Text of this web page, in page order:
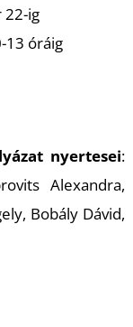
22-ig
13 óráig
nyertesei:
Alexandra,
Bobály Dávid,